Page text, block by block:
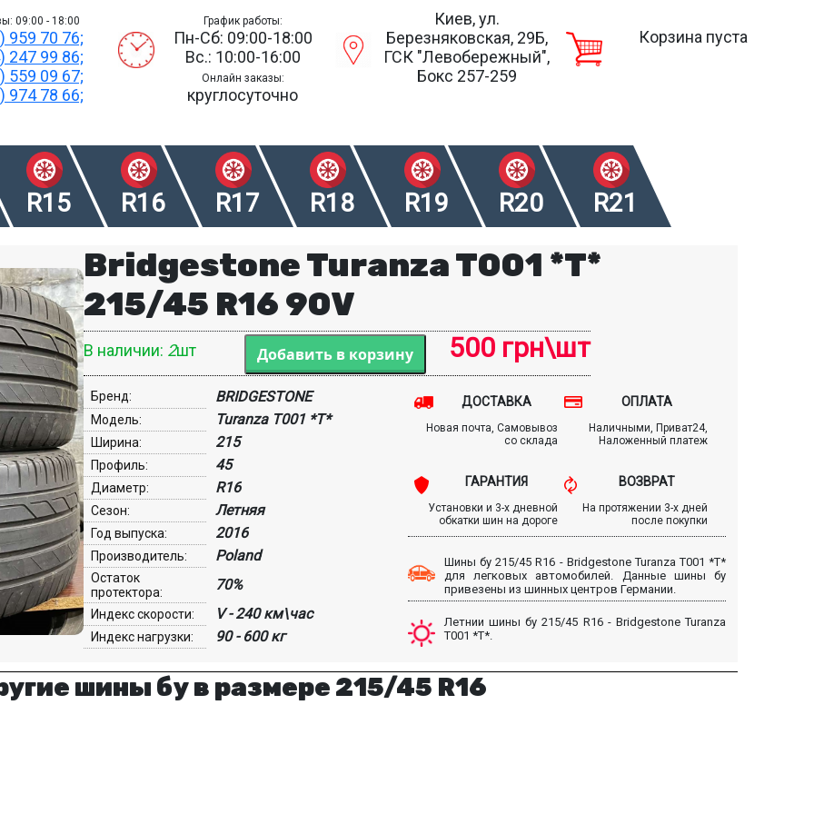
09:00 - 18:00
959 70 76;
247 99 86;
559 09 67;
974 78 66;
График работы:
Пн-Сб: 09:00-18:00
Вс.: 10:00-16:00
Онлайн заказы:
круглосуточно
Киев, ул.
Березняковская, 29Б,
ГСК "Левобережный",
Бокс 257-259
Корзина пуста
R15 R16 R17 R18 R19 R20 R21
Bridgestone Turanza T001 *T*
215/45 R16 90V
В наличии: 2шт 500 грн\шт
Бренд: BRIDGESTONE
Модель: Turanza T001 *T*
Ширина: 215
Профиль: 45
Диаметр: R16
Сезон: Летняя
Год выпуска: 2016
Производитель: Poland
Остаток
протектора:
70%
Индекс скорости: V - 240 км\час
Индекс нагрузки: 90 - 600 кг
ДОСТАВКА
Новая почта, Самовывоз
со склада
ОПЛАТА
Наличными, Приват24,
Наложенный платеж
ГАРАНТИЯ
Установки и 3-х дневной
обкатки шин на дороге
ВОЗВРАТ
На протяжении 3-х дней
после покупки
Шины бу 215/45 R16 - Bridgestone Turanza T001 *T*
для легковых автомобилей. Данные шины бу
привезены из шинных центров Германии.
Летнии шины бу 215/45 R16 - Bridgestone Turanza
T001 *T*.
шины бу в размере 215/45 R16